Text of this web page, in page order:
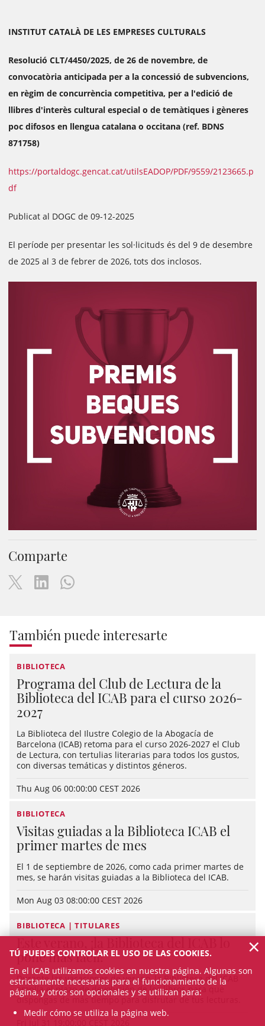
INSTITUT CATALÀ DE LES EMPRESES CULTURALS
Resolució CLT/4450/2025, de 26 de novembre, de
convocatòria anticipada per a la concessió de subvencions,
en règim de concurrència competitiva, per a l'edició de
llibres d'interès cultural especial o de temàtiques i gèneres
poc difosos en llengua catalana o occitana (ref. BDNS
871758)
https://portaldogc.gencat.cat/utilsEADOP/PDF/9559/2123665.p
df
Publicat al DOGC de 09-12-2025
El període per presentar les sol·licituds és del 9 de desembre
de 2025 al 3 de febrer de 2026, tots dos inclosos.
Comparte
También puede interesarte
BIBLIOTECA
Programa del Club de Lectura de la
Biblioteca del ICAB para el curso 2026-
2027
La Biblioteca del Ilustre Colegio de la Abogacía de
Barcelona (ICAB) retoma para el curso 2026-2027 el Club
de Lectura, con tertulias literarias para todos los gustos,
con diversas temáticas y distintos géneros.
Thu Aug 06 00:00:00 CEST 2026
BIBLIOTECA
Visitas guiadas a la Biblioteca ICAB el
primer martes de mes
El 1 de septiembre de 2026, como cada primer martes de
mes, se harán visitas guiadas a la Biblioteca del ICAB.
Mon Aug 03 08:00:00 CEST 2026
BIBLIOTECA | TITULARES
pone más fácil!
Durante las vacaciones de verano, la Biblioteca del ICAB
amplía el plazo de devolución de los libros para que
dispongas de más tiempo para disfrutar de tus lecturas.
TÚ PUEDES CONTROLAR EL USO DE LAS COOKIES.
En el ICAB utilizamos cookies en nuestra página. Algunas son
estrictamente necesarias para el funcionamiento de la
página, y otros son opcionales y se utilizan para:
Medir cómo se utiliza la página web.
×